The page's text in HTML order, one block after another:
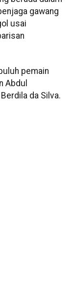
gawang
usai
pemain
Abdul
da Silva.